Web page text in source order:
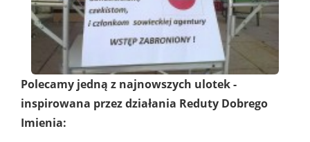
Polecamy jedną z najnowszych ulotek -
inspirowana przez działania Reduty Dobrego
Imienia: